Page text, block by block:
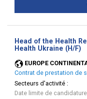
Head of the Health
Health Ukraine (H/F)
EUROPE
Contrat de prestation de
Secteurs d'activité :
Date limite de